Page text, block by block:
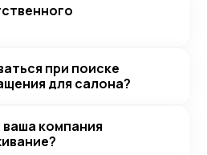
при поиске
для салона?
компания